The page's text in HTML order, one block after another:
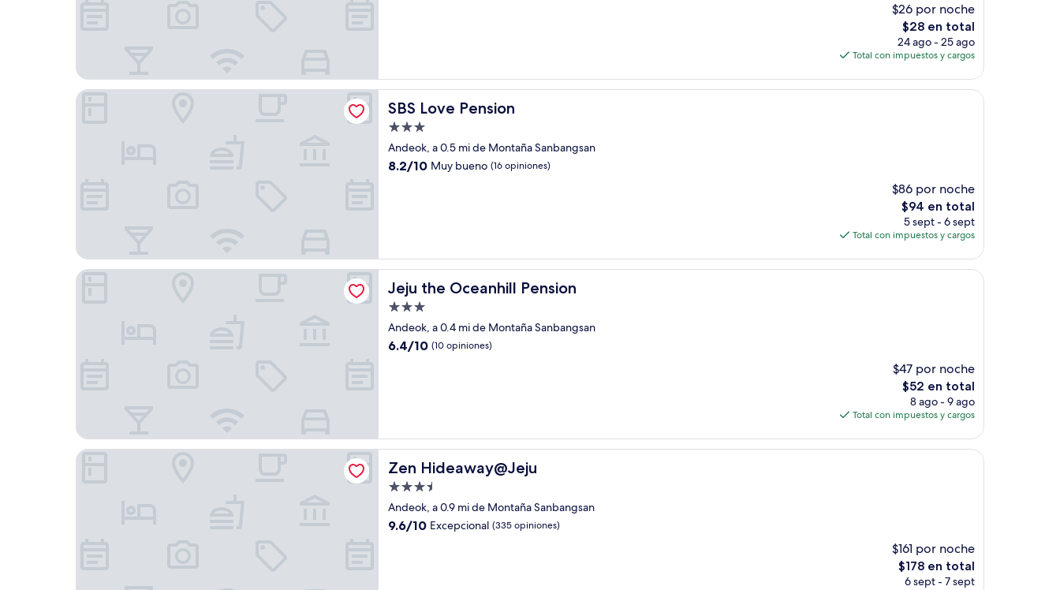
$26 por noche
El
precio
actual
de
$28 en total
24 ago - 25 ago
Total con impuestos y cargos
SBS Love Pension
SBS Love Pension
Propiedad
de
3.0
Andeok, a 0.5 mi de Montaña Sanbangsan
8.2
8.2/10 Muy bueno (16 opiniones)
$86 por noche
El
precio
actual
de
$94 en total
5 sept - 6 sept
Total con impuestos y cargos
SBS Love Pension
Jeju the Oceanhill Pension
Jeju the Oceanhill Pension
Propiedad
de
3.0
Andeok, a 0.4 mi de Montaña Sanbangsan
6.4
6.4/10 (10 opiniones)
$47 por noche
El
precio
actual
de
$52 en total
8 ago - 9 ago
Total con impuestos y cargos
Jeju the Oceanhill Pension
Zen Hideaway@Jeju
Zen Hideaway@Jeju
Propiedad
de
3.5
Andeok, a 0.9 mi de Montaña Sanbangsan
9.6
9.6/10 Excepcional (335 opiniones)
$161 por noche
El
precio
$178 en total
6 sept - 7 sept
Zen Hideaway@Jeju